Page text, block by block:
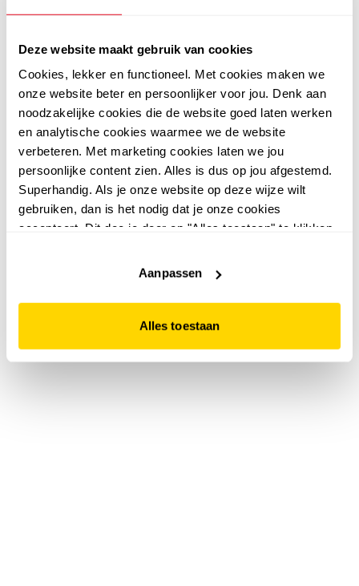
Deze website maakt gebruik van cookies
Cookies, lekker en functioneel. Met cookies maken we
onze website beter en persoonlijker voor jou. Denk aan
noodzakelijke cookies die de website goed laten werken
en analytische cookies waarmee we de website
verbeteren. Met marketing cookies laten we jou
persoonlijke content zien. Alles is dus op jou afgestemd.
Superhandig. Als je onze website op deze wijze wilt
gebruiken, dan is het nodig dat je onze cookies
accepteert. Dit doe je door op "Alles toestaan" te klikken.
website niet optimaal functioneert.
Aanpassen
Alles toestaan